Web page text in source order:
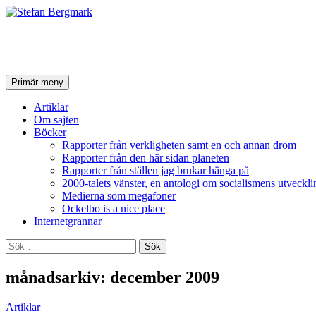
SökPrimär meny Hoppa
till
innehåll
Artiklar
Om sajten
Böcker
Rapporter från verkligheten samt en och annan dröm
Rapporter från den här sidan planeten
Rapporter från ställen jag brukar hänga på
2000-talets vänster, en antologi om socialismens
Medierna som megafoner
Ockelbo is a nice place
Internetgrannar
Sök
efter:
månadsarkiv: december 2009
Artiklar